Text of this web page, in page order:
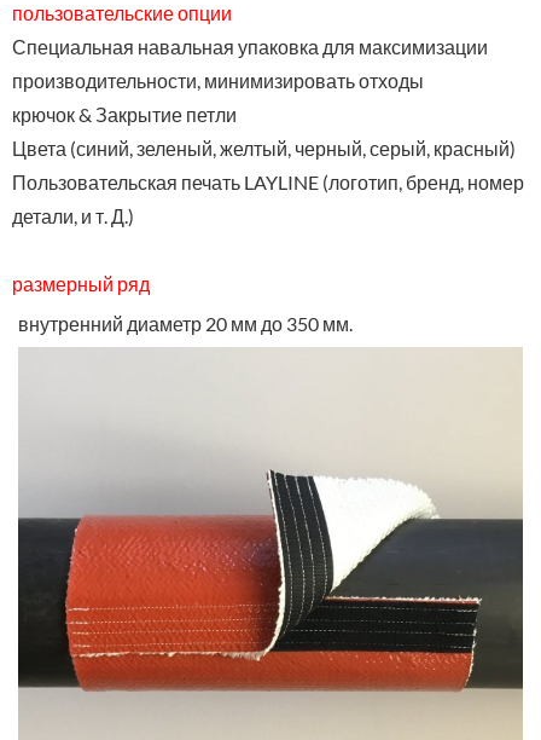
пользовательские опции
Специальная навальная упаковка для максимизации
производительности, минимизировать отходы
крючок & Закрытие петли
Цвета (синий, зеленый, желтый, черный, серый, красный)
Пользовательская печать LAYLINE (логотип, бренд, номер
детали, и т. Д.)
размерный ряд
внутренний диаметр 20 мм до 350 мм.